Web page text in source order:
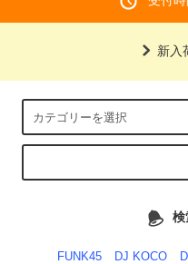
新入
検
FUNK45 DJ KOCO